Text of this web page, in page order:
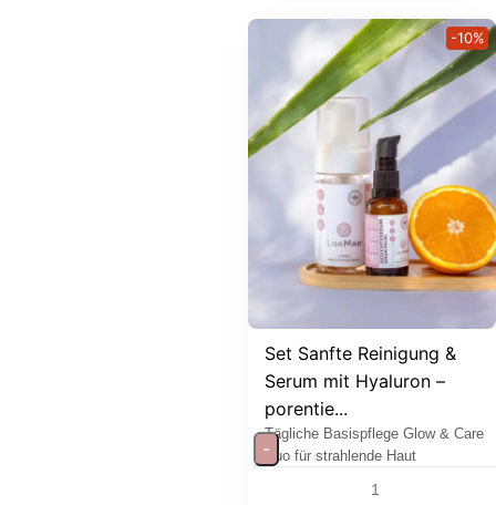
Set Sanfte Reinigung &
Serum mit Hyaluron –
porentie...
Tägliche Basispflege Glow & Care
Duo für strahlende Haut
-10%
-